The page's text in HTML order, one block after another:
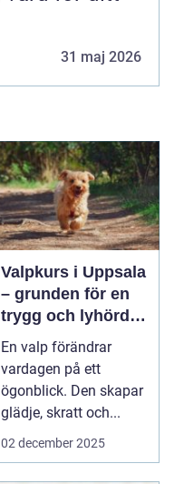
31 maj 2026
Valpkurs i Uppsala
– grunden för en
trygg och lyhörd
hund
En valp förändrar
vardagen på ett
ögonblick. Den skapar
glädje, skratt och...
02 december 2025